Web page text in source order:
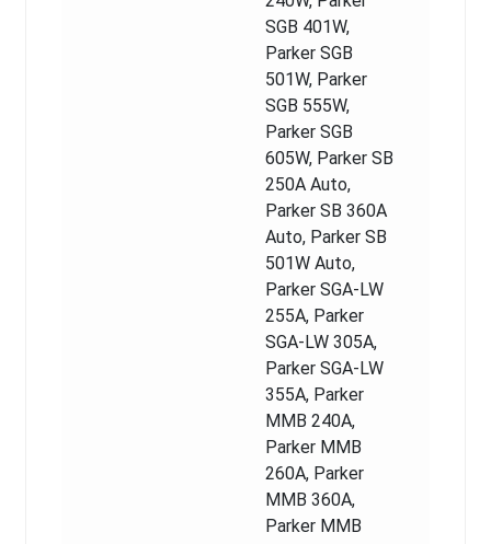
SGB 401W,
Parker SGB
501W, Parker
SGB 555W,
Parker SGB
605W, Parker SB
250A Auto,
Parker SB 360A
Auto, Parker SB
501W Auto,
Parker SGA-LW
255A, Parker
SGA-LW 305A,
Parker SGA-LW
355A, Parker
MMB 240A,
Parker MMB
260A, Parker
MMB 360A,
Parker MMB